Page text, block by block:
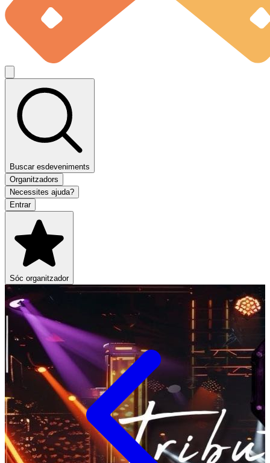
Buscar esdeveniments
Organitzadors
Necessites ajuda?
Entrar
Sóc organitzador